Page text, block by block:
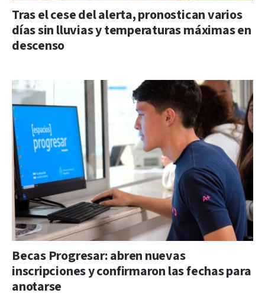
Tras el cese del alerta, pronostican varios
días sin lluvias y temperaturas máximas en
descenso
Becas Progresar: abren nuevas
inscripciones y confirmaron las fechas para
anotarse